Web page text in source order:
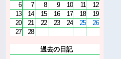
6
7 8 9 10 11
12
13
14 15 16 17 18
19
20
21 22 23 24 25
26
27
28
過去の日記